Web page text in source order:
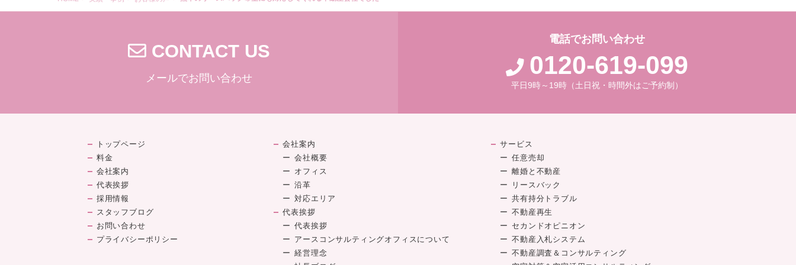
CONTACT US
メールでお問い合わせ
電話でお問い合わせ
0120-619-099
平日9時～19時（土日祝・時間外はご予約制）
トップページ
料金
会社案内
代表挨拶
採用情報
スタッフブログ
お問い合わせ
プライバシーポリシー
会社案内
会社概要
オフィス
沿革
対応エリア
代表挨拶
代表挨拶
アースコンサルティングオフィスについて
経営理念
サービス
任意売却
離婚と不動産
リースバック
共有持分トラブル
不動産再生
セカンドオピニオン
不動産入札システム
不動産調査＆コンサルティング